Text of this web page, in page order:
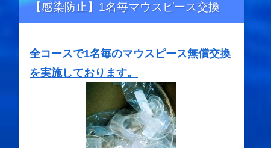
【感染防止】1名毎マウスピース交換
全コースで1名毎のマウスピース無償交換
を実施しております。